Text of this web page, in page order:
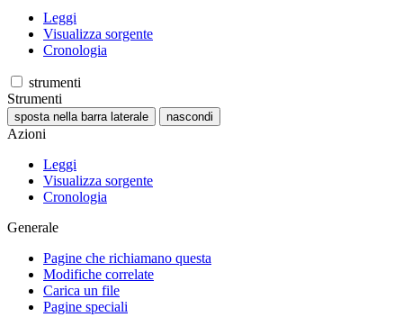
Leggi
Visualizza sorgente
Cronologia
strumenti
Strumenti
sposta nella barra laterale nascondi
Azioni
Leggi
Visualizza sorgente
Cronologia
Generale
Pagine che richiamano questa
Modifiche correlate
Carica un file
Pagine speciali